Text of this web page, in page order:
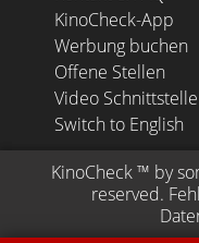
KinoCheck-App
Werbung buchen
Offene Stellen
Video Schnittstelle
Switch to English
KinoCheck ™ by
reserved.